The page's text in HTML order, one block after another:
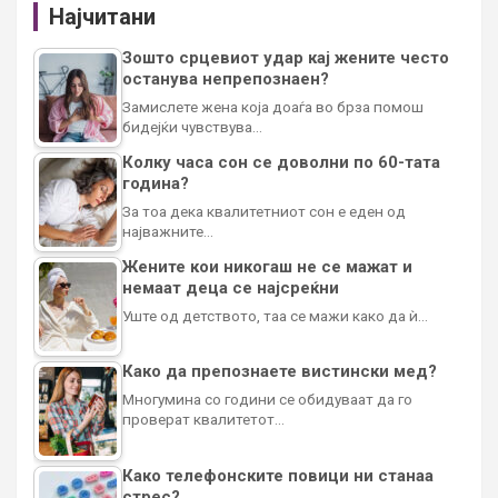
Најчитани
Зошто срцевиот удар кај жените често
останува непрепознаен?
Замислете жена која доаѓа во брза помош
бидејќи чувствува…
Колку часа сон се доволни по 60-тата
година?
За тоа дека квалитетниот сон е еден од
најважните…
Жените кои никогаш не се мажат и
немаат деца се најсреќни
Уште од детството, таа се мажи како да ѝ…
Како да препознаете вистински мед?
Многумина со години се обидуваат да го
проверат квалитетот…
Како телефонските повици ни станаа